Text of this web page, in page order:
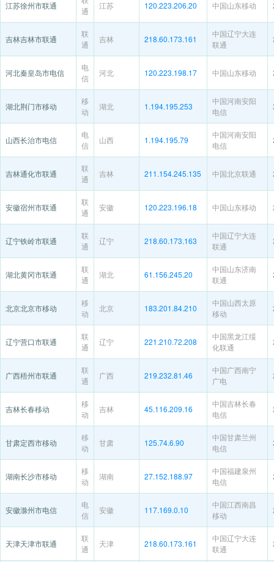
江苏徐州市联通
通
江苏 120.223.206.20 中国山东移动
吉林吉林市联通
联
通
吉林 218.60.173.161
中国辽宁大连
联通
河北秦皇岛市电信
电
信
河北 120.223.198.17 中国山东移动
湖北荆门市移动
移
动
湖北 1.194.195.253
中国河南安阳
电信
山西长治市电信
电
信
山西 1.194.195.79
中国河南安阳
电信
吉林通化市联通
联
通
吉林 211.154.245.135 中国北京联通
安徽宿州市联通
联
通
安徽 120.223.196.18 中国山东移动
辽宁铁岭市联通
联
通
辽宁 218.60.173.163
中国辽宁大连
联通
湖北黄冈市联通
联
通
湖北 61.156.245.20
中国山东济南
联通
北京北京市移动
移
动
北京 183.201.84.210
中国山西太原
移动
辽宁营口市联通
联
通
辽宁 221.210.72.208
中国黑龙江绥
化联通
广西梧州市联通
联
通
广西 219.232.81.46
中国广西南宁
广电
吉林长春移动
移
动
吉林 45.116.209.16
中国吉林长春
电信
甘肃定西市移动
移
动
甘肃 125.74.6.90
中国甘肃兰州
电信
湖南长沙市移动
移
动
湖南 27.152.188.97
中国福建泉州
电信
安徽滁州市电信
电
信
安徽 117.169.0.10
中国江西南昌
移动
天津天津市联通
联
通
天津 218.60.173.161
中国辽宁大连
联通